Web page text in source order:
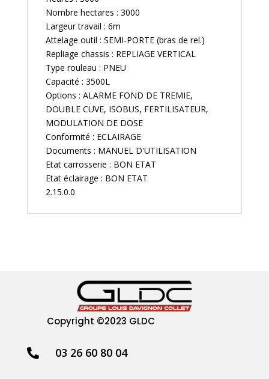
Nombre hectares : 3000
Largeur travail : 6m
Attelage outil : SEMI-PORTE (bras de rel.)
Repliage chassis : REPLIAGE VERTICAL
Type rouleau : PNEU
Capacité : 3500L
Options : ALARME FOND DE TREMIE,
DOUBLE CUVE, ISOBUS, FERTILISATEUR,
MODULATION DE DOSE
Conformité : ECLAIRAGE
Documents : MANUEL D'UTILISATION
Etat carrosserie : BON ETAT
Etat éclairage : BON ETAT
2.15.0.0
Copyright ©2023 GLDC
 03 26 60 80 04